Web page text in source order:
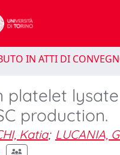
IN ATTI DI
platelet
production.
Katia; LUCANIA,